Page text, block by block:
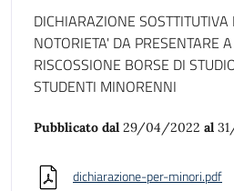
DICHIARAZIONE SOSTTITUTIVA
NOTORIETA' DA PRESENTARE
RISCOSSIONE BORSE DI
STUDENTI MINORENNI
Pubblicato dal 29/04/2022 al
dichiarazione-per-minori.pdf